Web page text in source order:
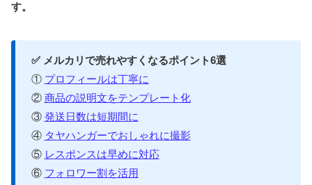
す。
✅ メルカリで売れやすくなるポイント6選
① プロフィールは丁寧に
② 商品の説明文をテンプレート化
③ 発送日数は短期間に
④ タヤハンガーでおしゃれに撮影
⑤ レスポンスは早めに対応
⑥ フォロワー割を活用